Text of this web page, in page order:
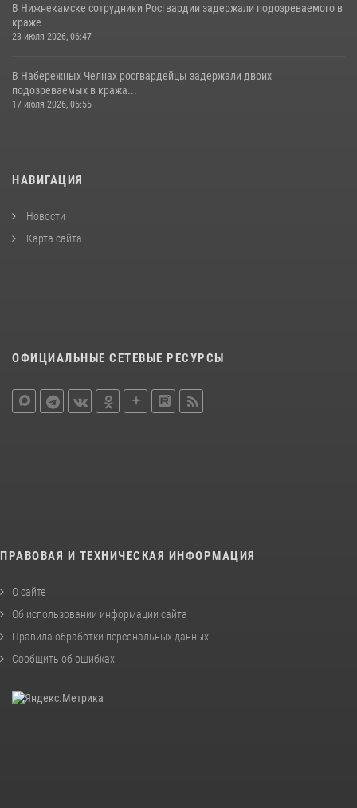
В Нижнекамске сотрудники Росгвардии задержали подозреваемого в
краже
23 июля 2026, 06:47
В Набережных Челнах росгвардейцы задержали двоих
подозреваемых в кража...
17 июля 2026, 05:55
НАВИГАЦИЯ
Новости
Карта сайта
ОФИЦИАЛЬНЫЕ СЕТЕВЫЕ РЕСУРСЫ
ПРАВОВАЯ И ТЕХНИЧЕСКАЯ ИНФОРМАЦИЯ
О сайте
Об использовании информации сайта
Правила обработки персональных данных
Сообщить об ошибках